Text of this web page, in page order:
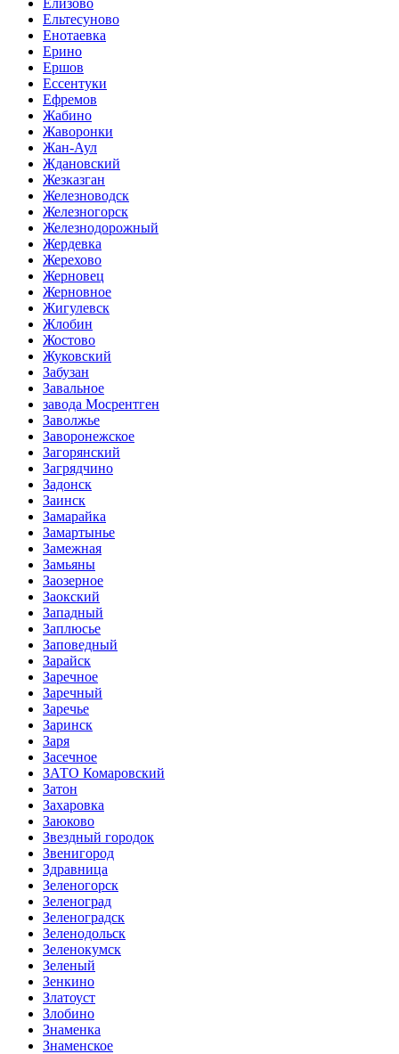
Ельтесуново
Енотаевка
Ерино
Ершов
Ессентуки
Ефремов
Жабино
Жаворонки
Жан-Аул
Ждановский
Жезказган
Железноводск
Железногорск
Железнодорожный
Жердевка
Жерехово
Жерновец
Жерновное
Жигулевск
Жлобин
Жостово
Жуковский
Забузан
Завальное
завода Мосрентген
Заволжье
Заворонежское
Загорянский
Загрядчино
Задонск
Заинск
Замарайка
Замартынье
Замежная
Замьяны
Заозерное
Заокский
Западный
Заплюсье
Заповедный
Зарайск
Заречное
Заречный
Заречье
Заринск
Заря
Засечное
ЗАТО Комаровский
Затон
Захаровка
Заюково
Звездный городок
Звенигород
Здравница
Зеленогорск
Зеленоград
Зеленоградск
Зеленодольск
Зеленокумск
Зеленый
Зенкино
Златоуст
Злобино
Знаменка
Знаменское